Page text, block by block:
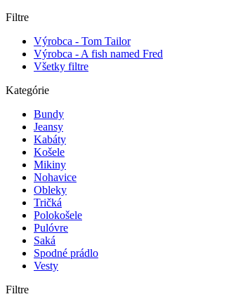
Filtre
Výrobca - Tom Tailor
Výrobca - A fish named Fred
Všetky filtre
Kategórie
Bundy
Jeansy
Kabáty
Košele
Mikiny
Nohavice
Obleky
Tričká
Polokošele
Pulóvre
Saká
Spodné prádlo
Vesty
Filtre